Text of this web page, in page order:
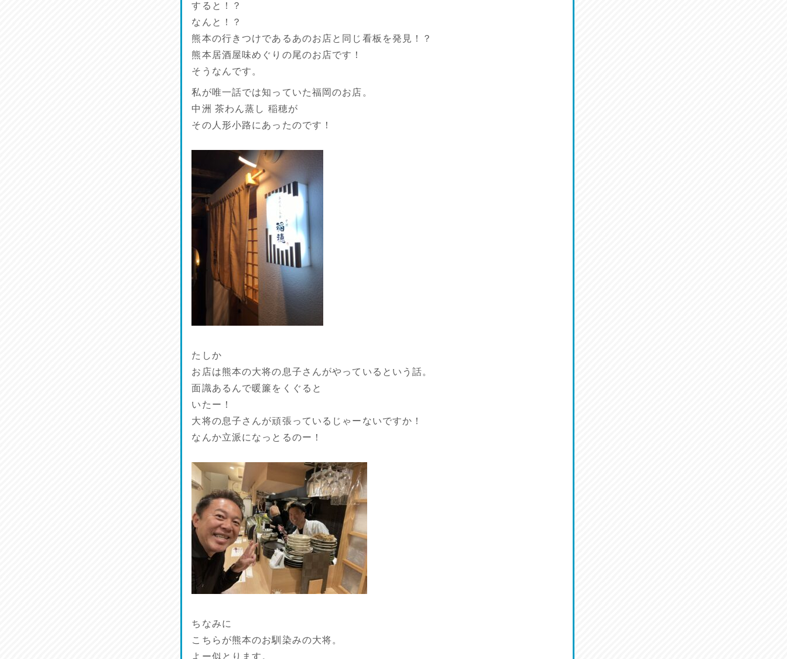
すると！？
なんと！？
熊本の行きつけであるあのお店と同じ看板を発見！？
熊本居酒屋味めぐりの尾のお店です！
そうなんです。
私が唯一話では知っていた福岡のお店。
中洲 茶わん蒸し 稲穂が
その人形小路にあったのです！
たしか
お店は熊本の大将の息子さんがやっているという話。
面識あるんで暖簾をくぐると
いたー！
大将の息子さんが頑張っているじゃーないですか！
なんか立派になっとるのー！
ちなみに
こちらが熊本のお馴染みの大将。
よー似とります。